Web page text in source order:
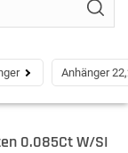
Anhänger
0.085Ct W/SI